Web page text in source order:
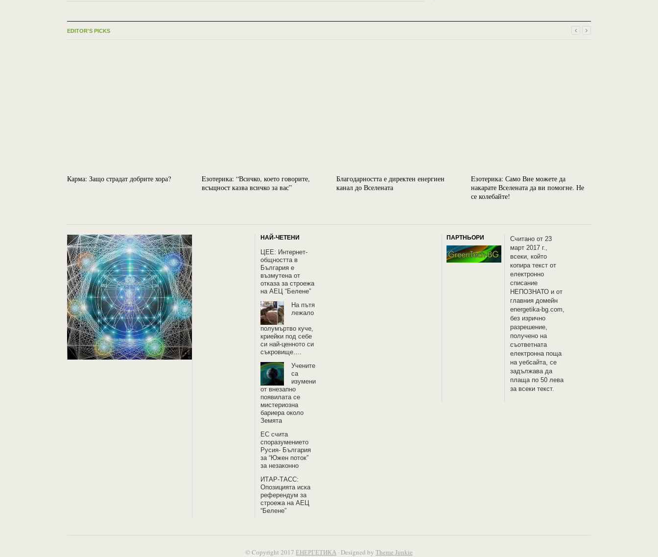
EDITOR'S PICKS
Карма: Защо страдат добрите хора?
Eзотерика: “Всичко, което говорите,
всъщност казва всичко за вас”
Благодарността е директен енергиен
канал до Вселената
Eзотерика: Само Вие можете да
накарате Вселената да ви помогне. Не
се колебайте!
НАЙ-ЧЕТЕНИ
ЦЕЕ: Интернет-
общността в
България е
възмутена от
отказа за строежа
на АЕЦ “Белене”
На пътя
лежало
полумъртво куче,
криейки под себе
си най-ценното си
съкровище….
Учените
са
изумени
от внезапно
появилата се
мистериозна
бариера около
Земята
EС счита
споразумението
Русия- България
за “Южен поток”
за незаконно
ИТАР-ТАСС:
Опозицията иска
референдум за
строежа на АЕЦ
“Белене”
ПАРТНЬОРИ
Считано от 23
март 2017 г.,
всеки, който
копира текст от
електронно
списание
НЕПОЗНАТО и oт
главния домейн
energetika-bg.com,
без изрично
разрешение,
получено на
съответната
електронна поща
на уебсайта, се
задължава да
плаща по 50 лева
за всеки текст.
© Copyright 2017 ЕНЕРГЕТИКА · Designed by Theme Junkie